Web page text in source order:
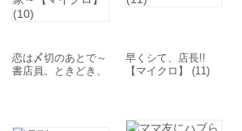
恋は〆切のあとで～
書店員。ときどき、
早くシて、店長!!
【マイクロ】 (11)